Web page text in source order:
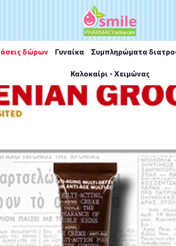
δώρων Γυναίκα Συμπληρώματα
Καλοκαίρι - Χειμώνας
Care Shaving Foam 100ml